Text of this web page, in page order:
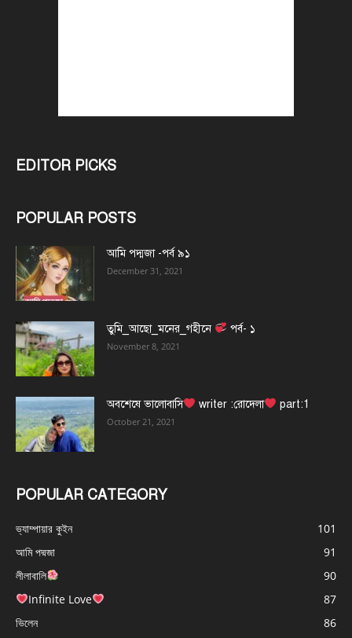
EDITOR PICKS
POPULAR POSTS
আমি পদ্মজা -পর্ব ৯১
December 31, 2021
তুমি_আছো_মনের_গহীনে পর্ব- ১
November 8, 2021
অবশেষে ভালোবাসি writer :রোদেলা part:1
October 21, 2021
POPULAR CATEGORY
ভ্যাম্পায়ার কুইন
101
আমি পদ্মজা
91
লীলাবালি
90
Infinite Love
87
ভিলেন
86